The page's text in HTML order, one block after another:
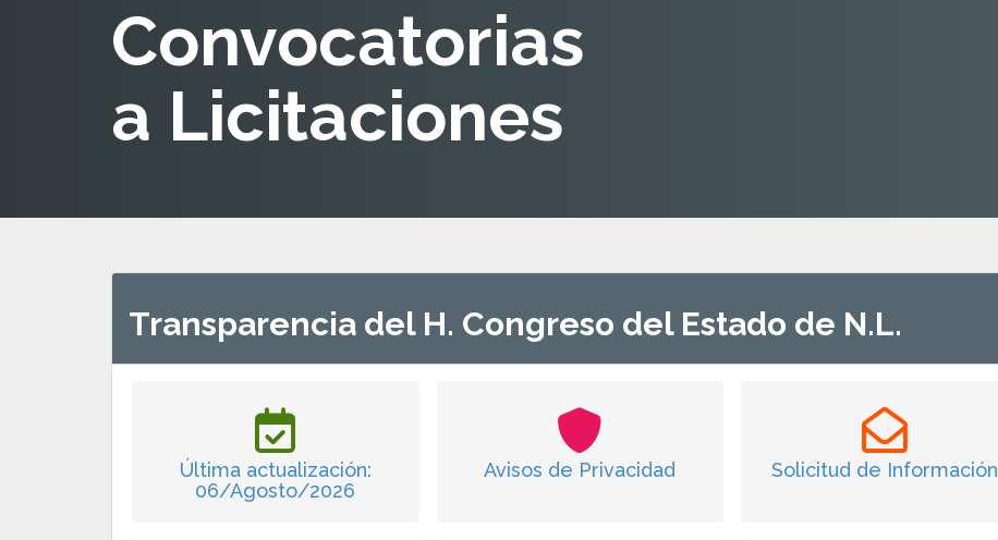
Convocatorias
a Licitaciones
Transparencia del H. Congreso del Estado de N.L.
Última actualización:
06/Agosto/2026
Avisos de Privacidad Solicitud de Información